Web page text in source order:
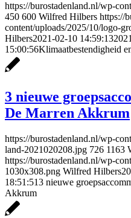
https://burostadenland.nl/wp-
450 600 Wilfred Hilbers https://
content/uploads/2025/10/logo-
Hilbers2021-02-10 14:59:13
15:00:56Klimaatbestendigheid
3 nieuwe
De Marren Akkrum
https://burostadenland.nl/wp-
land-2021020208.jpg 726 1163
https://burostadenland.nl/wp-
1030x308.png Wilfred Hilbers
18:51:513 nieuwe
Akkrum